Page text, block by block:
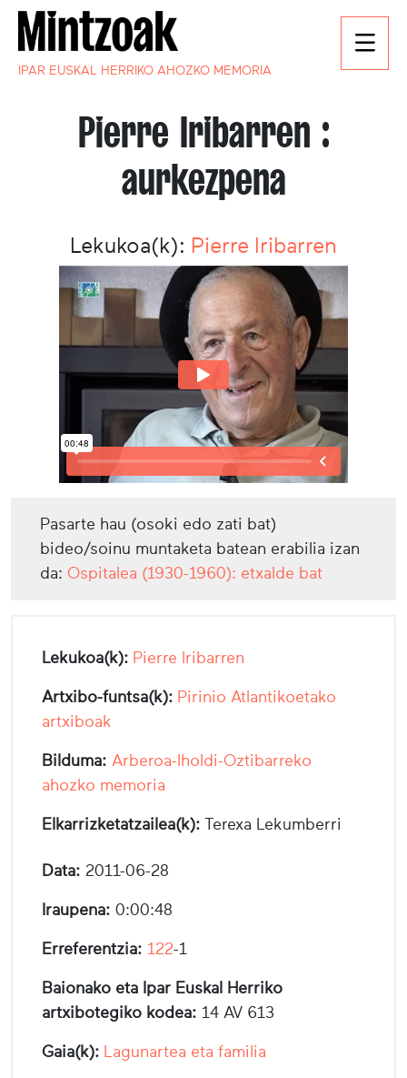
IPAR EUSKAL HERRIKO AHOZKO MEMORIA
Pierre Iribarren :
aurkezpena
Lekukoa(k): Pierre Iribarren
Pasarte hau (osoki edo zati bat)
bideo/soinu muntaketa batean erabilia izan
da: Ospitalea (1930-1960): etxalde bat
Lekukoa(k): Pierre Iribarren
Artxibo-funtsa(k): Pirinio Atlantikoetako
artxiboak
Bilduma: Arberoa-Iholdi-Oztibarreko
ahozko memoria
Elkarrizketatzailea(k): Terexa Lekumberri
Data: 2011-06-28
Iraupena: 0:00:48
Erreferentzia: 122-1
Baionako eta Ipar Euskal Herriko
artxibotegiko kodea: 14 AV 613
Gaia(k): Lagunartea eta familia